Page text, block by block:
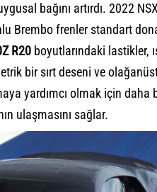
bağını artırdı. 2022
Brembo frenler standart
R20 boyutlarındaki lastikler,
bir sırt deseni ve
yardımcı olmak için daha
ulaşmasını sağlar.